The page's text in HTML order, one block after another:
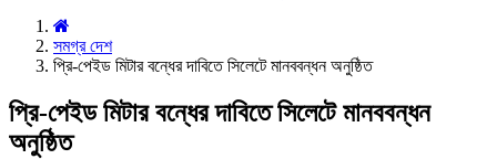
সমগ্র দেশ
প্রি-পেইড মিটার বন্ধের দাবিতে সিলেটে মানববন্ধন অনুষ্ঠিত
প্রি-পেইড মিটার বন্ধের দাবিতে সিলেটে মানববন্ধন
অনুষ্ঠিত